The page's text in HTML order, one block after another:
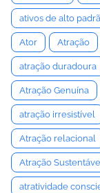
ativos de alto
Ator Atração
atração duradoura
Atração Genuína
atração irresistível
Atração relacional
Atração
atratividade